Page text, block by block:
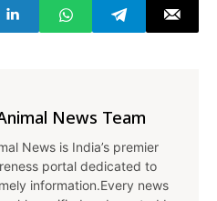
News Team
News is India’s premier
portal dedicated to
information.Every news